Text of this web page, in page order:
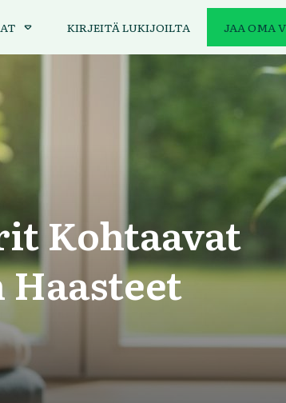
KIRJEITÄ LUKIJOILTA JAA OMA
Kohtaavat